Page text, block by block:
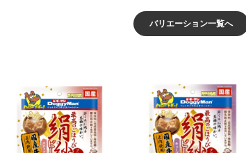
バリエーション一覧へ